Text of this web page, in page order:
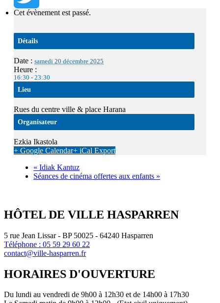
Cet évènement est passé.
Détails
Date : samedi 20 décembre 2025
Heure :
16:30 - 23:30
Lieu
Rues du centre ville & place Harana
Organisateur
Ezkia Ikastola
+ Google Calendar+ iCal Export
« Idiak Kantuz
Séances de cinéma offertes aux enfants »
HÔTEL DE VILLE HASPARREN
5 rue Jean Lissar - BP 50025 - 64240 Hasparren
Téléphone : 05 59 29 60 22
contact@ville-hasparren.fr
HORAIRES D'OUVERTURE
Du lundi au vendredi de 9h00 à 12h30 et de 14h00 à 17h30